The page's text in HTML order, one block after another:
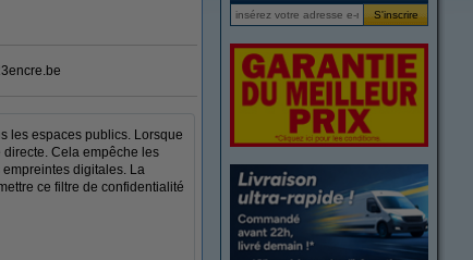
les espaces publics. Lorsque
Cela empêche les
digitales. La
ce filtre de confidentialité